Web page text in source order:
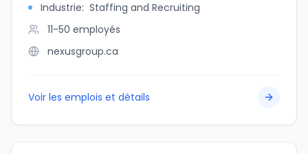
Industrie: Staffing and Recruiting
11-50 employés
nexusgroup.ca
Voir les emplois et détails